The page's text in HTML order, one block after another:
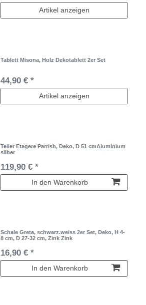
Artikel anzeigen
Tablett Misona, Holz Dekotablett 2er Set
44,90 € *
Artikel anzeigen
Teller Etagere Parrish, Deko, D 51 cmAluminium
silber
119,90 € *
In den Warenkorb
Schale Greta, schwarz.weiss 2er Set, Deko, H 4-
8 cm, D 27-32 cm, Zink Zink
16,90 € *
In den Warenkorb